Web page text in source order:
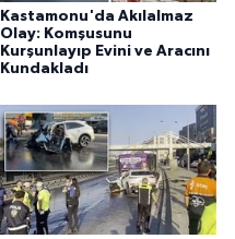
Kastamonu'da Akılalmaz
Olay: Komşusunu
Kurşunlayıp Evini ve Aracını
Kundakladı